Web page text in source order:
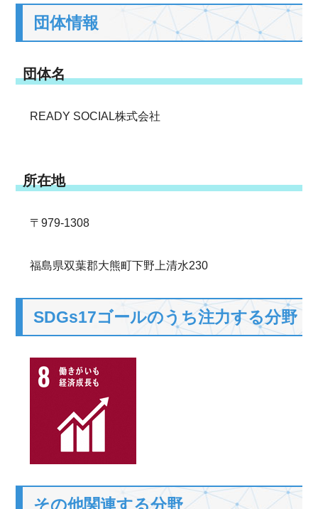
団体情報
団体名
READY SOCIAL株式会社
所在地
〒979-1308
福島県双葉郡大熊町下野上清水230
SDGs17ゴールのうち注力する分野
その他関連する分野